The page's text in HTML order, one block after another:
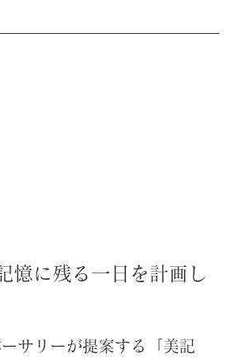
憶に残る一日を計画し
サリーが提案する「美記